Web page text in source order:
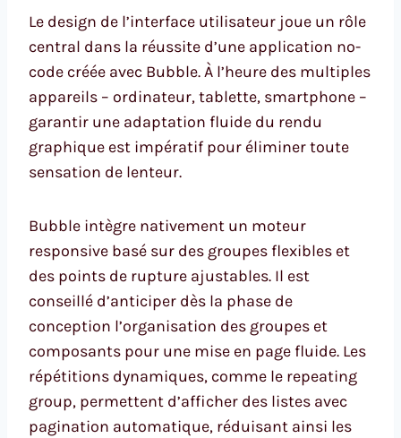
Le design de l’interface utilisateur joue un rôle
central dans la réussite d’une application no-
code créée avec Bubble. À l’heure des multiples
appareils – ordinateur, tablette, smartphone –
garantir une adaptation fluide du rendu
graphique est impératif pour éliminer toute
sensation de lenteur.
Bubble intègre nativement un moteur
responsive basé sur des groupes flexibles et
des points de rupture ajustables. Il est
conseillé d’anticiper dès la phase de
conception l’organisation des groupes et
composants pour une mise en page fluide. Les
répétitions dynamiques, comme le repeating
group, permettent d’afficher des listes avec
pagination automatique, réduisant ainsi les